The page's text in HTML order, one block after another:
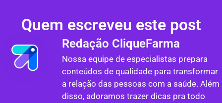
Quem escreveu este post
Redação CliqueFarma
Nossa equipe de especialistas prepara
conteúdos de qualidade para transformar
a relação das pessoas com a saúde. Além
disso, adoramos trazer dicas pra todo